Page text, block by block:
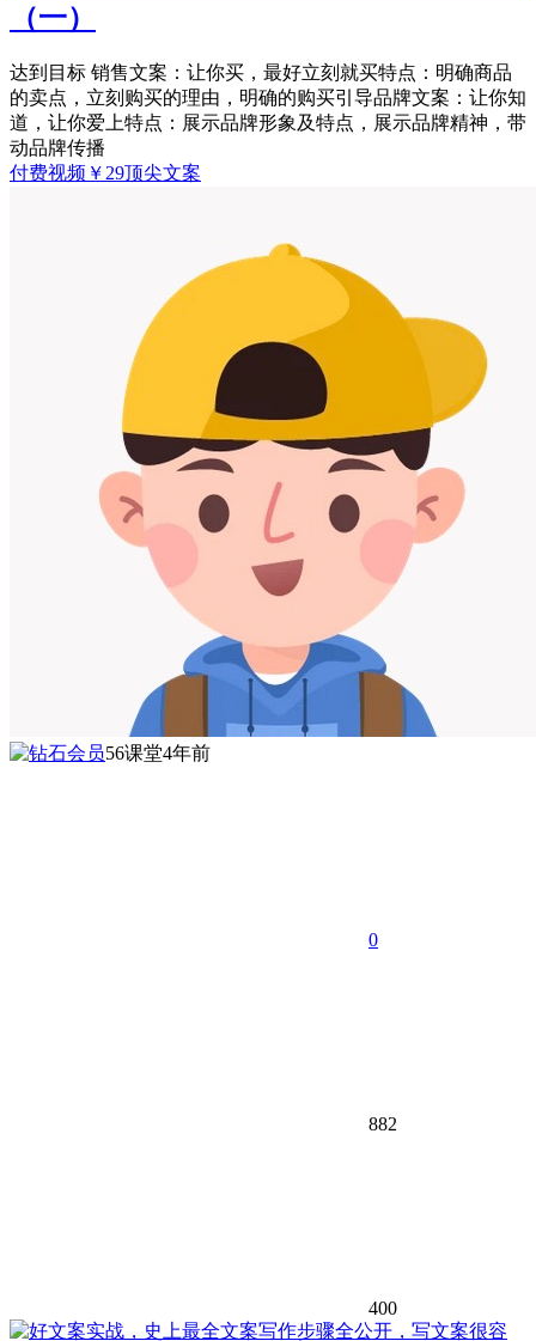
（一）
达到目标 销售文案：让你买，最好立刻就买特点：明确商品
的卖点，立刻购买的理由，明确的购买引导品牌文案：让你知
道，让你爱上特点：展示品牌形象及特点，展示品牌精神，带
动品牌传播
付费视频 ￥ 29顶尖文案
56课堂4年前
0
882
400